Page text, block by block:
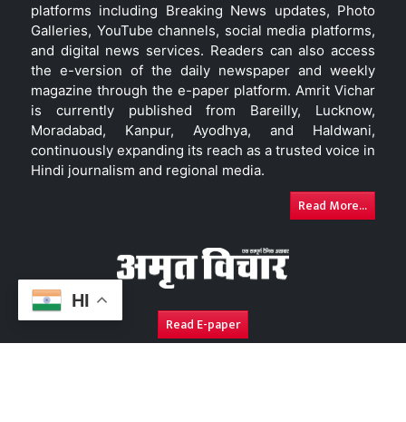
HI
platforms including Breaking News updates, Photo
Galleries, YouTube channels, social media platforms,
and digital news services. Readers can also access
the e-version of the daily newspaper and weekly
magazine through the e-paper platform. Amrit Vichar
is currently published from Bareilly, Lucknow,
Moradabad, Kanpur, Ayodhya, and Haldwani,
continuously expanding its reach as a trusted voice in
Hindi journalism and regional media.
Read More...
Read E-paper